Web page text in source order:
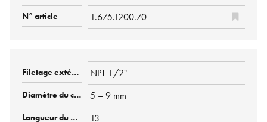
1.675.1200.70
NPT 1/2"
5 – 9 mm
13